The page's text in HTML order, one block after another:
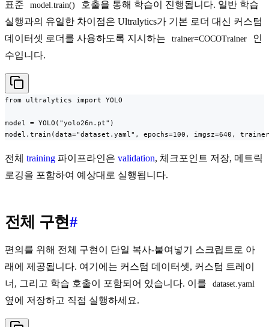
표준
model.train()
호출을 통해 학습이 진행됩니다. 일반 학습
실행과의 유일한 차이점은 Ultralytics가 기본 로더 대신 커스텀
데이터셋 로더를 사용하도록 지시하는
trainer=COCOTrainer
인
수입니다.
from ultralytics import YOLO
model = YOLO("yolo26n.pt")
model.train(data="dataset.yaml", epochs=100, imgsz=640,
전체 training 파이프라인은 validation, 체크포인트 저장, 메트릭
로깅을 포함하여 예상대로 실행됩니다.
전체 구현#
편의를 위해 전체 구현이 단일 복사-붙여넣기 스크립트로 아
래에 제공됩니다. 여기에는 커스텀 데이터셋, 커스텀 트레이
너, 그리고 학습 호출이 포함되어 있습니다. 이를
dataset.yaml
옆에 저장하고 직접 실행하세요.